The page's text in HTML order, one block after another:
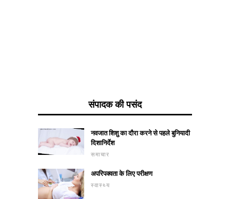
संपादक की पसंद
नवजात शिशु का दौरा करने से पहले बुनियादी
दिशानिर्देश
समाचार
अपरिपक्वता के लिए परीक्षण
स्वास्थ्य